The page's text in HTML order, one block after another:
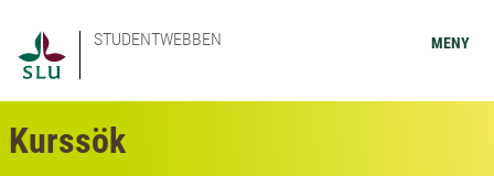
STUDENTWEBBEN MENY
Kurssök